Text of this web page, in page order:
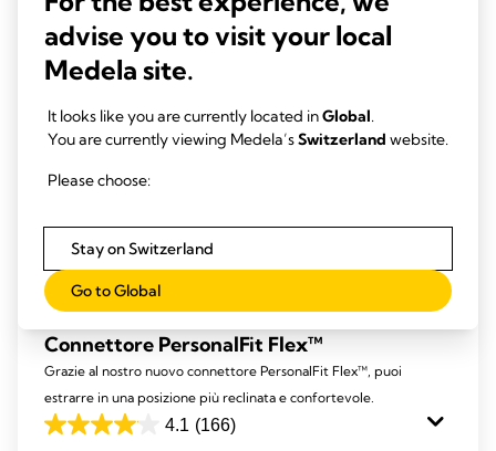
Connettore PersonalFit Flex™
Grazie al nostro nuovo connettore PersonalFit Flex™, puoi
estrarre in una posizione più reclinata e confortevole.
4.1 (166)
4.1
advise you to visit your local
Medela site.
It looks like you are currently located inGlobal.
You are currently viewing Medela’sSwitzerland website.
Please choose:
Stay on Switzerland
Go to Global